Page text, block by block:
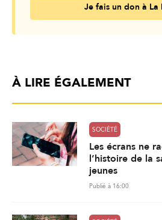
Je fais un don à La
À LIRE ÉGALEMENT
SOCIÉTÉ
Les écrans ne
l’histoire de la
jeunes
Publié à 16:00